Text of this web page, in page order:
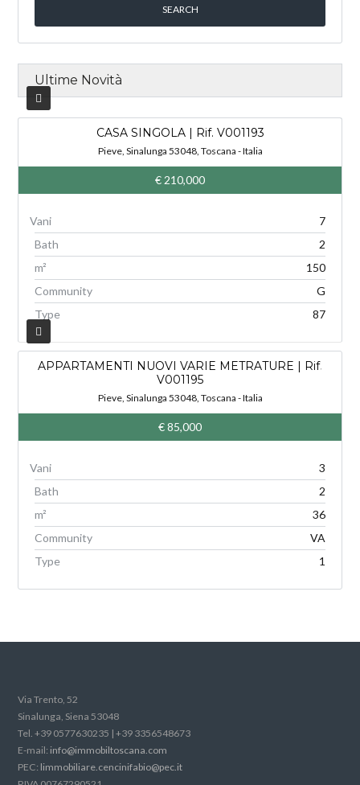
Ultime Novità
CASA SINGOLA | Rif. V001193
Pieve, Sinalunga 53048, Toscana - Italia
€ 210,000
7
Bath
2
m²
150
Community
G
Type
87
V
APPARTAMENTI NUOVI VARIE METRATURE | Rif.
V001195
Pieve, Sinalunga 53048, Toscana - Italia
€ 85,000
3
Bath
2
m²
36
Community
VA
Type
1
Via Trento, 52
Sinalunga, Siena 53048
Tel. +39 0577630235 | +39 3356548673
E-mail: info@immobiltoscana.com
PEC: limmobiliare.cencinifabio@pec.it